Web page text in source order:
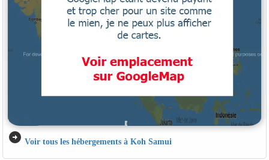
arrow_circle_right Voir tous les hébergements à Koh Samui